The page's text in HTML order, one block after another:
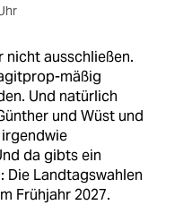
nicht ausschließen.
mäßig
Und natürlich
und Wüst und
da gibts ein
Die Landtagswahlen
Frühjahr 2027.